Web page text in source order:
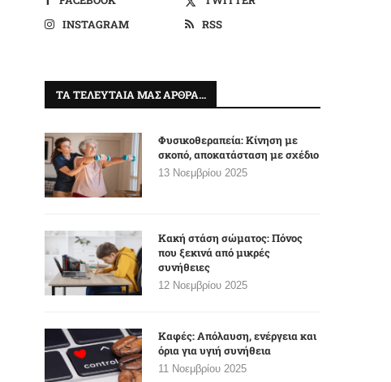
INSTAGRAM
RSS
ΤΑ ΤΕΛΕΥΤΑΊΑ ΜΑΣ ΆΡΘΡΑ…
Φυσικοθεραπεία: Κίνηση με
σκοπό, αποκατάσταση με σχέδιο
13 Νοεμβρίου 2025
Κακή στάση σώματος: Πόνος
που ξεκινά από μικρές
συνήθειες
12 Νοεμβρίου 2025
Καφές: Απόλαυση, ενέργεια και
όρια για υγιή συνήθεια
11 Νοεμβρίου 2025